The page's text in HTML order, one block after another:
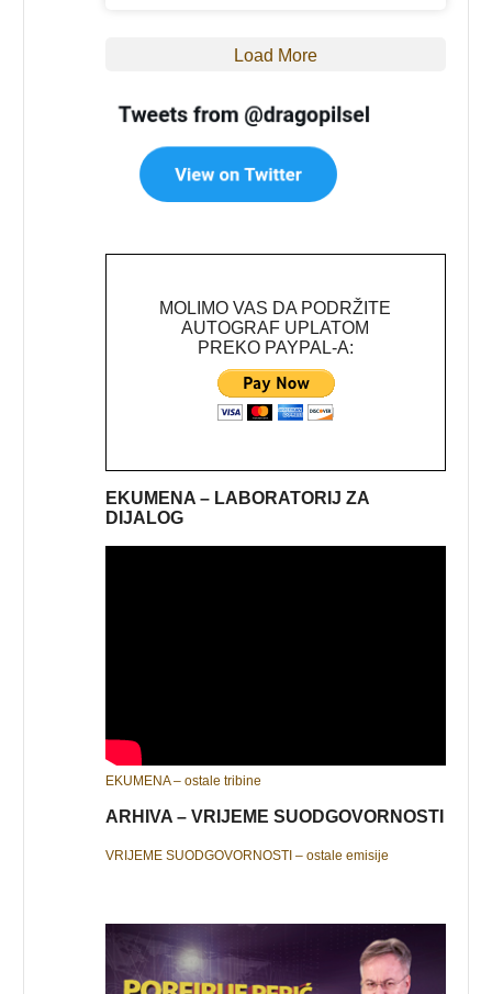
Load More
MOLIMO VAS DA PODRŽITE
AUTOGRAF UPLATOM
PREKO PAYPAL-A:
EKUMENA – LABORATORIJ ZA
DIJALOG
EKUMENA – ostale tribine
ARHIVA – VRIJEME SUODGOVORNOSTI
VRIJEME SUODGOVORNOSTI – ostale emisije